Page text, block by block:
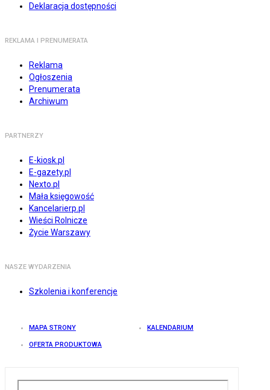
Deklaracja dostępności
REKLAMA I PRENUMERATA
Reklama
Ogłoszenia
Prenumerata
Archiwum
PARTNERZY
E-kiosk.pl
E-gazety.pl
Nexto.pl
Mała księgowość
Kancelarierp.pl
Wieści Rolnicze
Życie Warszawy
NASZE WYDARZENIA
Szkolenia i konferencje
MAPA STRONY KALENDARIUM
OFERTA PRODUKTOWA